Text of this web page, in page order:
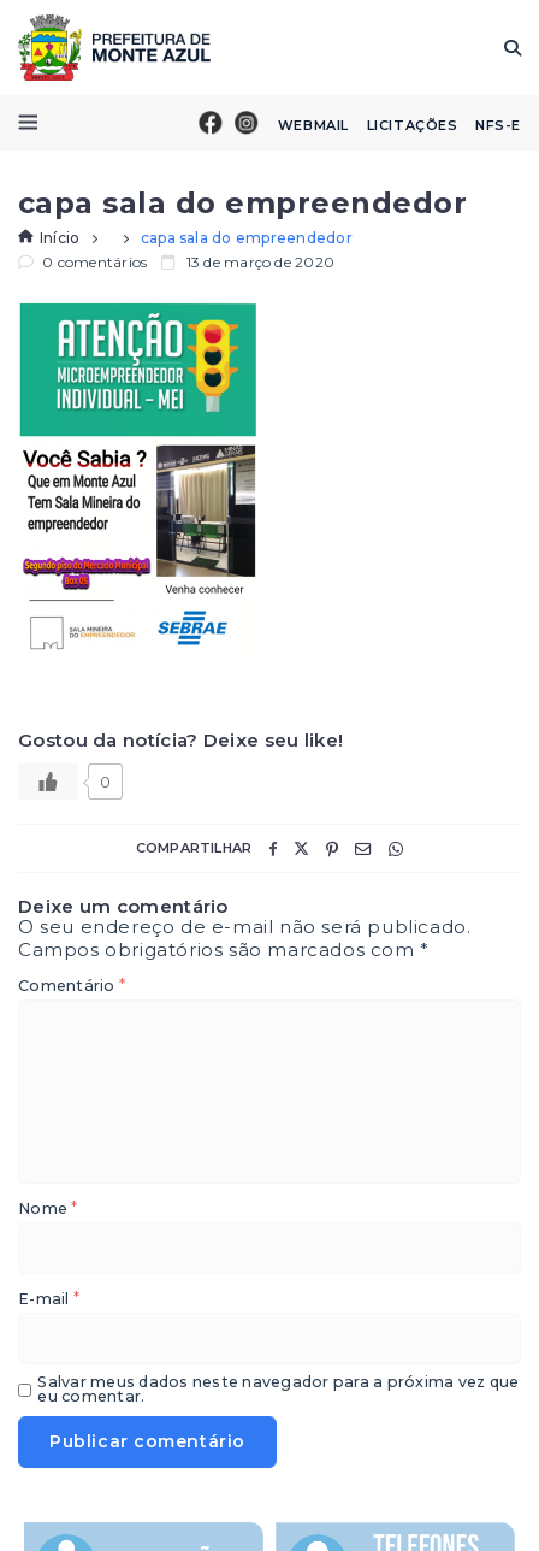
WEBMAIL LICITAÇÕES NFS-E
capa sala do empreendedor
Início
capa sala do empreendedor
0 comentários
13 de março de 2020
Gostou da notícia? Deixe seu like!
0
COMPARTILHAR
Deixe um comentário
O seu endereço de e-mail não será publicado.
Campos obrigatórios são marcados com*
Comentário *
Nome*
E-mail *
Salvar meus dados neste navegador para a próxima vez que
eu comentar.